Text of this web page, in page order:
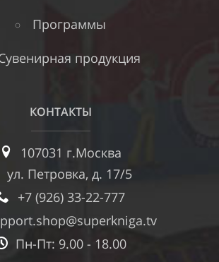
Программы
продукция
КОНТАКТЫ
107031 г.Москва
ул. Петровка, д. 17/5
+7 (926) 33-22-777
Пн-Пт: 9.00 - 18.00